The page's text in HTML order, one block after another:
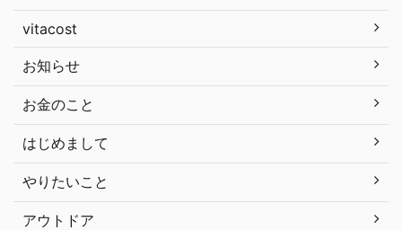
vitacost
お知らせ
お金のこと
はじめまして
やりたいこと
アウトドア